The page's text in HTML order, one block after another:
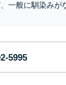
一般に馴染み